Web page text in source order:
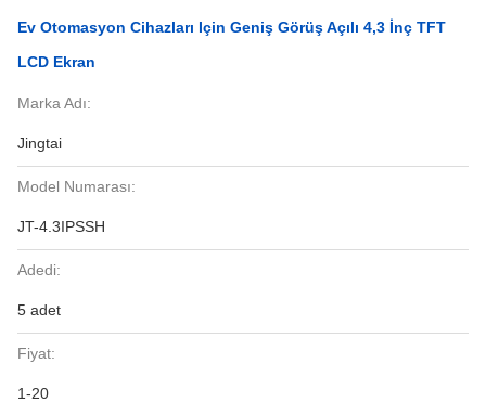
Ev Otomasyon Cihazları Için Geniş Görüş Açılı 4,3 İnç TFT
LCD Ekran
Marka Adı:
Jingtai
Model Numarası:
JT-4.3IPSSH
Adedi:
5 adet
Fiyat:
1-20